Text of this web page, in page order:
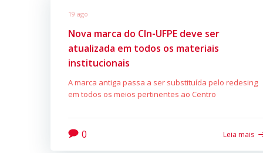
19 ago
Nova marca do CIn-UFPE deve ser
atualizada em todos os materiais
institucionais
A marca antiga passa a ser substituída pelo redesing
em todos os meios pertinentes ao Centro
0 Leia mais